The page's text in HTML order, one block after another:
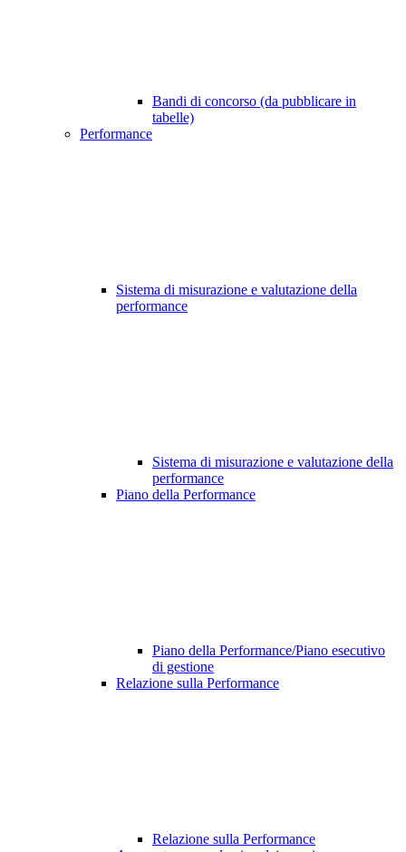
Bandi di concorso (da pubblicare in
tabelle)
Performance
Sistema di misurazione e valutazione della
performance
Sistema di misurazione e valutazione della
performance
Piano della Performance
Piano della Performance/Piano esecutivo
di gestione
Relazione sulla Performance
Relazione sulla Performance